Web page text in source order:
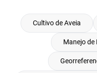
Cultivo de Aveia
Manejo de